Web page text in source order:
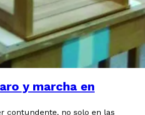
y marcha en
contundente, no solo en las